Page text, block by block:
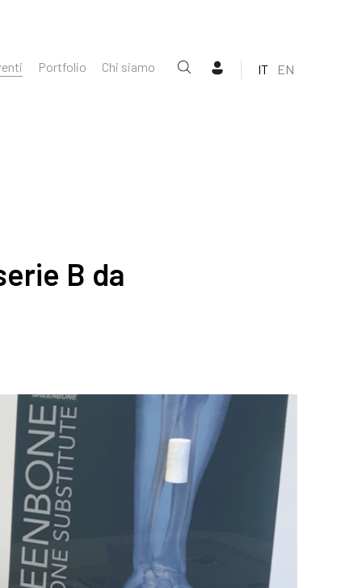
Portfolio Chi siamo IT EN
B da